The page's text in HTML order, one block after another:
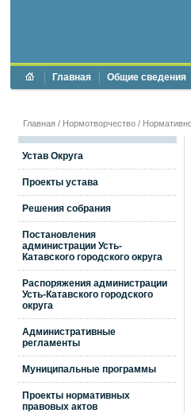
Главная Общие сведения
Главная / Нормотворчество /
Устав Округа
Проекты устава
Решения собрания
Постановления
администрации Усть-
Катавского городского округа
Распоряжения администрации
Усть-Катавского городского
округа
Административные
регламенты
Муниципальные программы
Проекты нормативных
правовых актов